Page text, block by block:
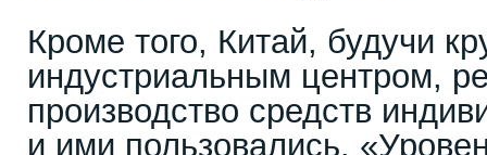
Кроме того, Китай, будучи
индустриальным центром,
производство средств
и ими пользовались.